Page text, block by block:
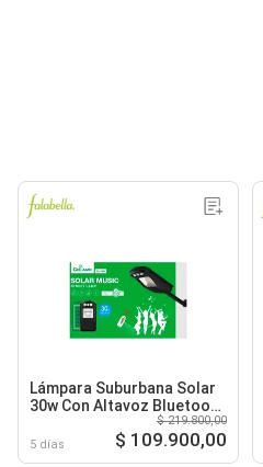
Lámpara Suburbana Solar
30w Con Altavoz Bluetooth
5 días
$ 219.800,00
$ 109.900,00